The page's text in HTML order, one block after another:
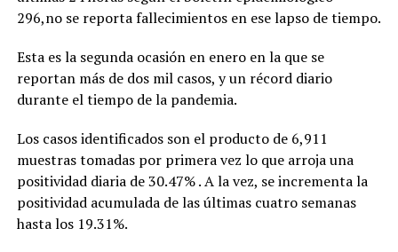
296,no se reporta fallecimientos en ese lapso de tiempo.
Esta es la segunda ocasión en enero en la que se
reportan más de dos mil casos, y un récord diario
durante el tiempo de la pandemia.
Los casos identificados son el producto de 6,911
muestras tomadas por primera vez lo que arroja una
positividad diaria de 30.47% . A la vez, se incrementa la
positividad acumulada de las últimas cuatro semanas
hasta los 19.31%.